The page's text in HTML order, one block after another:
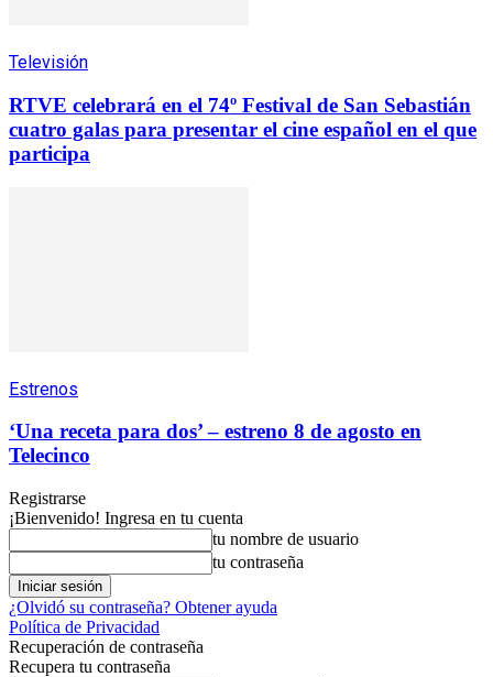
Televisión
RTVE celebrará en el 74º Festival de San Sebastián
cuatro galas para presentar el cine español en el que
participa
Estrenos
‘Una receta para dos’ – estreno 8 de agosto en
Telecinco
Registrarse
¡Bienvenido! Ingresa en tu cuenta
tu nombre de usuario
tu contraseña
¿Olvidó su contraseña? Obtener ayuda
Política de Privacidad
Recuperación de contraseña
Recupera tu contraseña